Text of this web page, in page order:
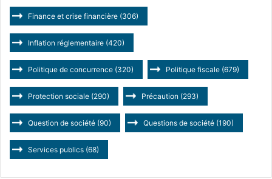
Finance et crise financière (306)
Inflation réglementaire (420)
Politique de concurrence (320) Politique fiscale (679)
Protection sociale (290) Précaution (293)
Question de société (90) Questions de société (190)
Services publics (68)